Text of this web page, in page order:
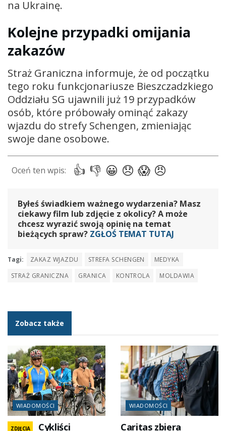
na Ukrainę.
Kolejne przypadki omijania
zakazów
Straż Graniczna informuje, że od początku
tego roku funkcjonariusze Bieszczadzkiego
Oddziału SG ujawnili już 19 przypadków
osób, które próbowały ominąć zakazy
wjazdu do strefy Schengen, zmieniając
swoje dane osobowe.
Byłeś świadkiem ważnego wydarzenia? Masz
ciekawy film lub zdjęcie z okolicy? A może
chcesz wyrazić swoją opinię na temat
bieżących spraw? ZGŁOŚ TEMAT TUTAJ
Tagi: ZAKAZ WJAZDU STREFA SCHENGEN
MEDYKA
STRAŻ GRANICZNA
GRANICA KONTROLA MOLDAWIA
Zobacz także
WIADOMOŚCI
ZDJĘCIA
Cykliści
WIADOMOŚCI
Caritas zbiera